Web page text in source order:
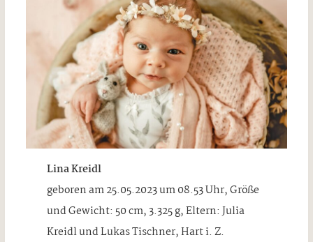
Lina Kreidl
geboren am 25.05.2023 um 08.53 Uhr, Größe
und Gewicht: 50 cm, 3.325 g, Eltern: Julia
Kreidl und Lukas Tischner, Hart i. Z.